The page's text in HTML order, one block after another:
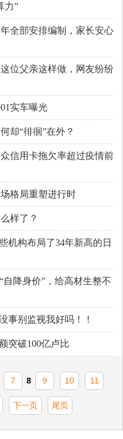
力”
全部安排编制，家长安心
位父亲这样做，网友纷纷
实车曝光
却“徘徊”在外？
信用卡拖欠率超过疫情前
格局重塑进行时
样了？
机构布局了34年新高的日
自降身价”，给高材生整不
事别监视我好吗！！
突破100亿卢比
7 8 9 10 11
下一页 尾页